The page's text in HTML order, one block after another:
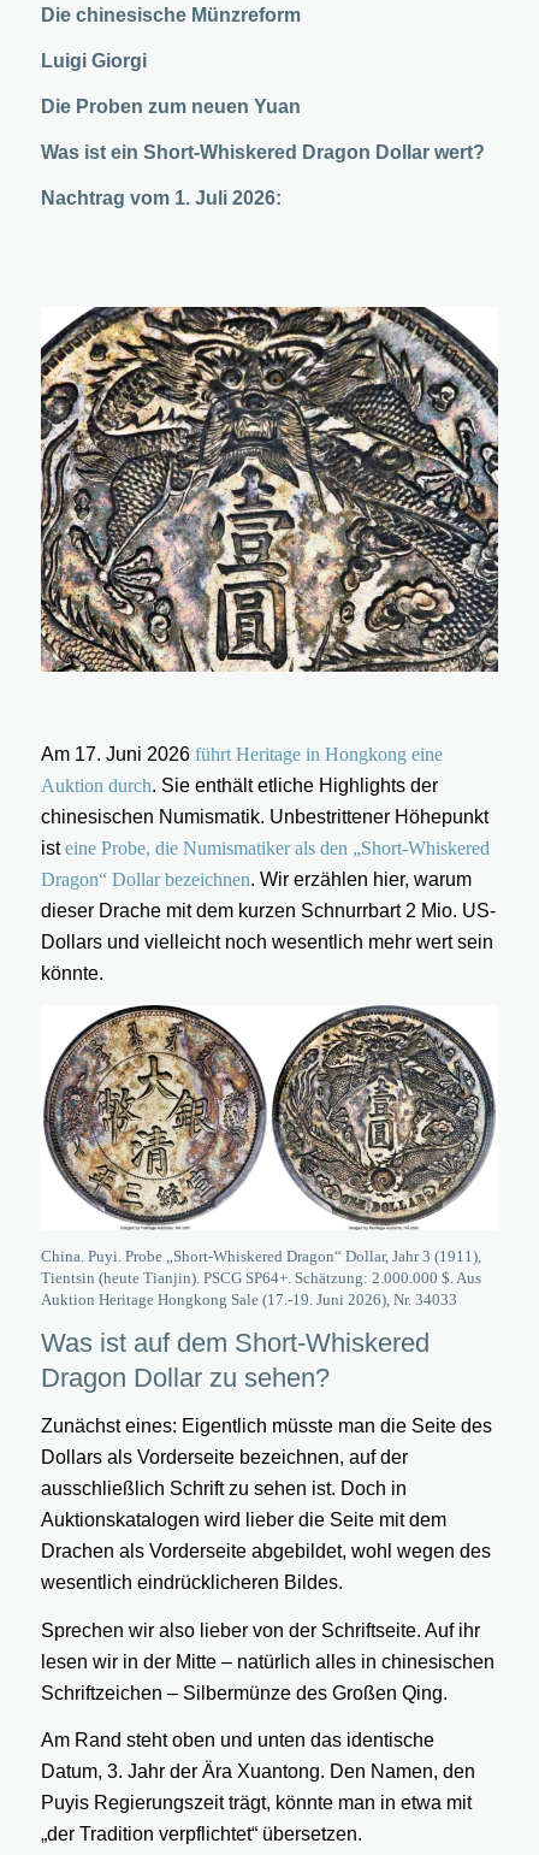
Die chinesische Münzreform
Luigi Giorgi
Die Proben zum neuen Yuan
Was ist ein Short-Whiskered Dragon Dollar wert?
Nachtrag vom 1. Juli 2026:
Am 17. Juni 2026 führt Heritage in Hongkong eine
Auktion durch. Sie enthält etliche Highlights der
chinesischen Numismatik. Unbestrittener Höhepunkt
isteine Probe, die Numismatiker als den „Short-Whiskered
Dragon“ Dollar bezeichnen. Wir erzählen hier, warum
dieser Drache mit dem kurzen Schnurrbart 2 Mio. US-
Dollars und vielleicht noch wesentlich mehr wert sein
könnte.
China. Puyi. Probe „Short-Whiskered Dragon“ Dollar, Jahr 3 (1911),
Tientsin (heute Tianjin). PSCG SP64+. Schätzung: 2.000.000 $. Aus
Auktion Heritage Hongkong Sale (17.-19. Juni 2026), Nr. 34033
Was ist auf dem Short-Whiskered
Dragon Dollar zu sehen?
Zunächst eines: Eigentlich müsste man die Seite des
Dollars als Vorderseite bezeichnen, auf der
ausschließlich Schrift zu sehen ist. Doch in
Auktionskatalogen wird lieber die Seite mit dem
Drachen als Vorderseite abgebildet, wohl wegen des
wesentlich eindrücklicheren Bildes.
Sprechen wir also lieber von der Schriftseite. Auf ihr
lesen wir in der Mitte – natürlich alles in chinesischen
Schriftzeichen – Silbermünze des Großen Qing.
Am Rand steht oben und unten das identische
Datum, 3. Jahr der Ära Xuantong. Den Namen, den
Puyis Regierungszeit trägt, könnte man in etwa mit
„der Tradition verpflichtet“ übersetzen.